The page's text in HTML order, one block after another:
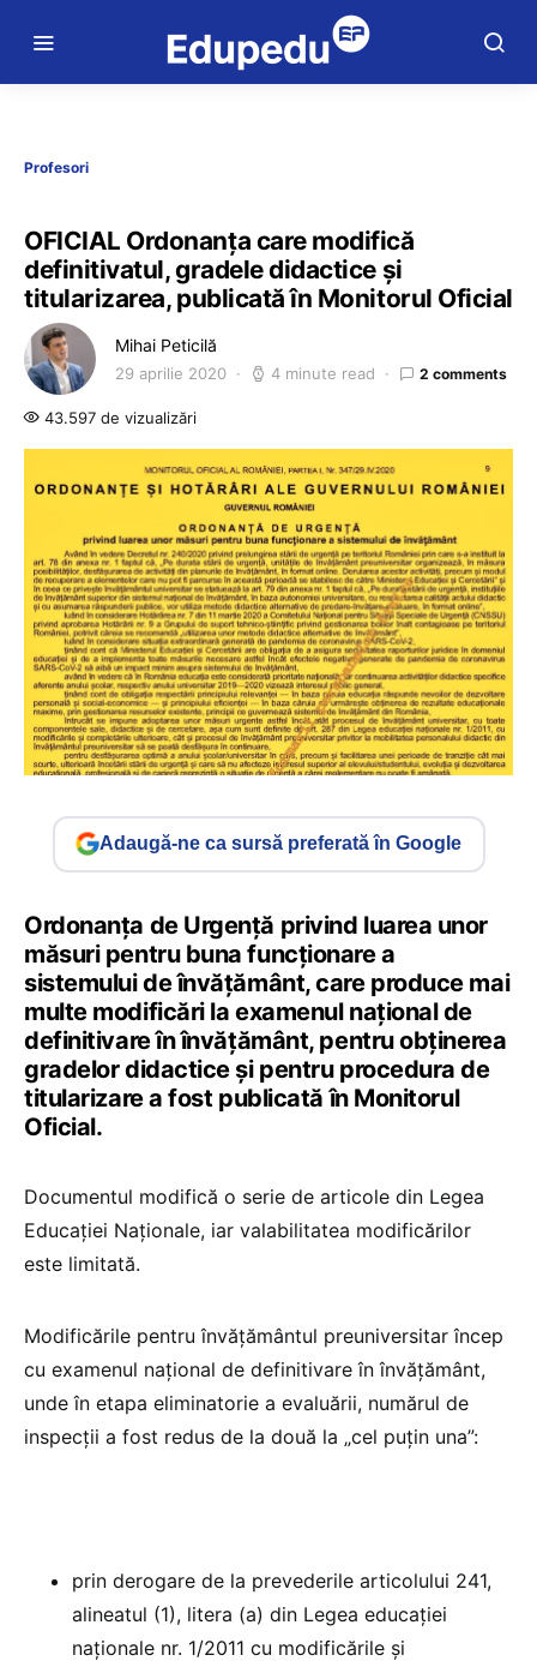
Profesori
OFICIAL Ordonanța care modifică
definitivatul, gradele didactice și
titularizarea, publicată în Monitorul Oficial
Mihai Peticilă
29 aprilie 2020 4 minute read 2 comments
43.597 de vizualizări
Adaugă-ne ca sursă preferată în Google
Ordonanța de Urgență privind luarea unor
măsuri pentru buna funcționare a
sistemului de învățământ, care produce mai
multe modificări la examenul național de
definitivare în învățământ, pentru obținerea
gradelor didactice și pentru procedura de
titularizare a fost publicată în Monitorul
Oficial.
Documentul modifică o serie de articole din Legea
Educației Naționale, iar valabilitatea modificărilor
este limitată.
Modificările pentru învățământul preuniversitar încep
cu examenul național de definitivare în învățământ,
unde în etapa eliminatorie a evaluării, numărul de
inspecții a fost redus de la două la „cel puțin una”:
prin derogare de la prevederile articolului 241,
alineatul (1), litera (a) din Legea educației
naționale nr. 1/2011 cu modificările și